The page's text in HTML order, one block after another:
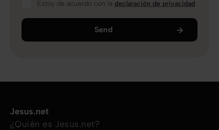
Estoy de acuerdo con la declaración de privacidad
Send
Jesus.net
¿Quién es Jesus.net?